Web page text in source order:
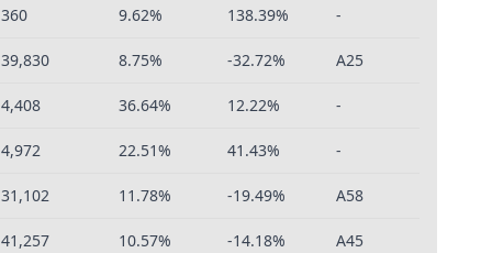
360 9.62% 138.39% -
39,830 8.75% -32.72% A25
4,408 36.64% 12.22% -
4,972 22.51% 41.43% -
31,102 11.78% -19.49% A58
41,257 10.57% -14.18% A45